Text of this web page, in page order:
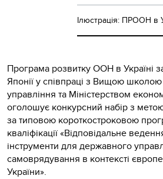
Ілюстрація: ПРООН в
Програма розвитку ООН в Україні
Японії у співпраці з Вищою
управління та Міністерством
оголошує конкурсний набір з
за типовою короткостроковою
кваліфікації «Відповідальне
інструменти для державного
самоврядування в контексті
України».